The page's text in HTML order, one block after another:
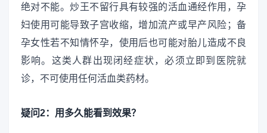
绝对不能。炒王不留行具有较强的活血通经作用，孕
妇使用可能导致子宫收缩，增加流产或早产风险；备
孕女性若不知情怀孕，使用后也可能对胎儿造成不良
影响。这类人群出现闭经症状，必须立即到医院就
诊，不可使用任何活血类药材。
疑问2：用多久能看到效果？